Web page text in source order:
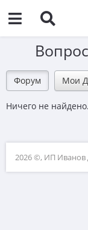
Форум Мои
Ничего не найдено.
2026 ©, ИП